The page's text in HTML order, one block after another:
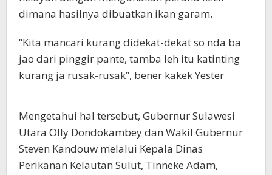
dimana hasilnya dibuatkan ikan garam.
“Kita mancari kurang didekat-dekat so nda ba
jao dari pinggir pante, tamba leh itu katinting
kurang ja rusak-rusak”, bener kakek Yester
Mengetahui hal tersebut, Gubernur Sulawesi
Utara Olly Dondokambey dan Wakil Gubernur
Steven Kandouw melalui Kepala Dinas
Perikanan Kelautan Sulut, Tinneke Adam,